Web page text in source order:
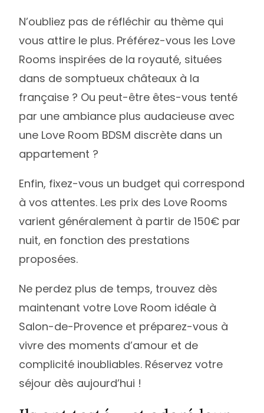
N’oubliez pas de réfléchir au thème qui
vous attire le plus. Préférez-vous les Love
Rooms inspirées de la royauté, situées
dans de somptueux châteaux à la
française ? Ou peut-être êtes-vous tenté
par une ambiance plus audacieuse avec
une Love Room BDSM discrète dans un
appartement ?
Enfin, fixez-vous un budget qui correspond
à vos attentes. Les prix des Love Rooms
varient généralement à partir de 150€ par
nuit, en fonction des prestations
proposées.
Ne perdez plus de temps, trouvez dès
maintenant votre Love Room idéale à
Salon-de-Provence et préparez-vous à
vivre des moments d’amour et de
complicité inoubliables. Réservez votre
séjour dès aujourd’hui !